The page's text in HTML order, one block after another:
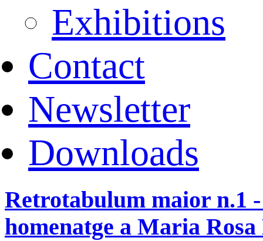
Exhibitions
Contact
Newsletter
Downloads
Retrotabulum maior n.1 -
homenatge a Maria